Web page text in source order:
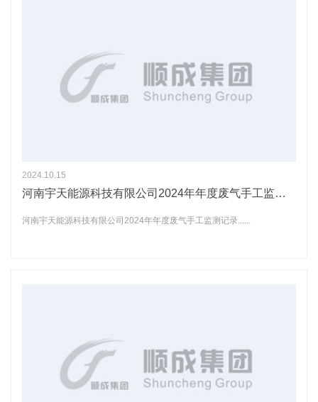
2024.10.15
河南宇天能源科技有限公司2024年年度废气手工监测记录
河南宇天能源科技有限公司2024年年度废气手工监测记录......